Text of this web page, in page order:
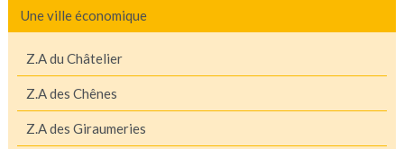
Une ville économique
Z.A du Châtelier
Z.A des Chênes
Z.A des Giraumeries